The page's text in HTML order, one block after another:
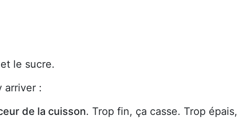
le sucre.
arriver :
de la cuisson. Trop fin, ça casse. Trop épais,